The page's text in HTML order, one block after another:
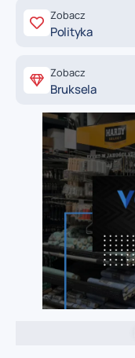
Zobacz
Polityka
Zobacz
Bruksela